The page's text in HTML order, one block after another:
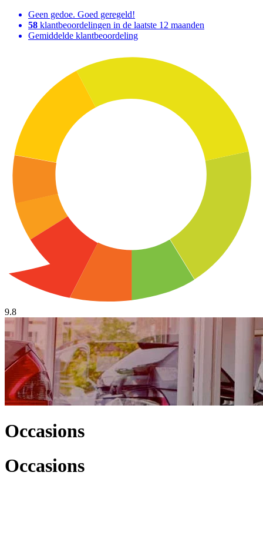
Geen gedoe. Goed geregeld!
58 klantbeoordelingen in de laatste 12 maanden
Gemiddelde klantbeoordeling
9.8
Occasions
Occasions